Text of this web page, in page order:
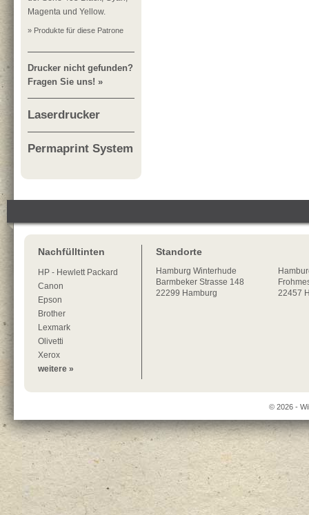
Magenta und Yellow.
» Produkte für diese Patrone
Drucker nicht gefunden?
Fragen Sie uns! »
Laserdrucker
Permaprint System
Nachfülltinten
HP - Hewlett Packard
Canon
Epson
Brother
Lexmark
Olivetti
Xerox
weitere »
Standorte
Hamburg Winterhude
Barmbeker Strasse 148
22299 Hamburg
22457
© 2026 -